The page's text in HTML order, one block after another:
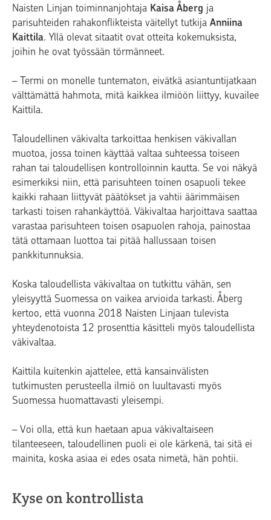
Naisten Linjan toiminnanjohtaja Kaisa Åberg ja
parisuhteiden rahakonflikteista väitellyt tutkija Anniina
Kaittila. Yllä olevat sitaatit ovat otteita kokemuksista,
joihin he ovat työssään törmänneet.
– Termi on monelle tuntematon, eivätkä asiantuntijatkaan
välttämättä hahmota, mitä kaikkea ilmiöön liittyy, kuvailee
Kaittila.
Taloudellinen väkivalta tarkoittaa henkisen väkivallan
muotoa, jossa toinen käyttää valtaa suhteessa toiseen
rahan tai taloudellisen kontrolloinnin kautta. Se voi näkyä
esimerkiksi niin, että parisuhteen toinen osapuoli tekee
kaikki rahaan liittyvät päätökset ja vahtii äärimmäisen
tarkasti toisen rahankäyttöä. Väkivaltaa harjoittava saattaa
varastaa parisuhteen toisen osapuolen rahoja, painostaa
tätä ottamaan luottoa tai pitää hallussaan toisen
pankkitunnuksia.
Koska taloudellista väkivaltaa on tutkittu vähän, sen
yleisyyttä Suomessa on vaikea arvioida tarkasti. Åberg
kertoo, että vuonna 2018 Naisten Linjaan tulevista
yhteydenotoista 12 prosenttia käsitteli myös taloudellista
väkivaltaa.
Kaittila kuitenkin ajattelee, että kansainvälisten
tutkimusten perusteella ilmiö on luultavasti myös
Suomessa huomattavasti yleisempi.
– Voi olla, että kun haetaan apua väkivaltaiseen
tilanteeseen, taloudellinen puoli ei ole kärkenä, tai sitä ei
mainita, koska asiaa ei edes osata nimetä, hän pohtii.
Kyse on kontrollista